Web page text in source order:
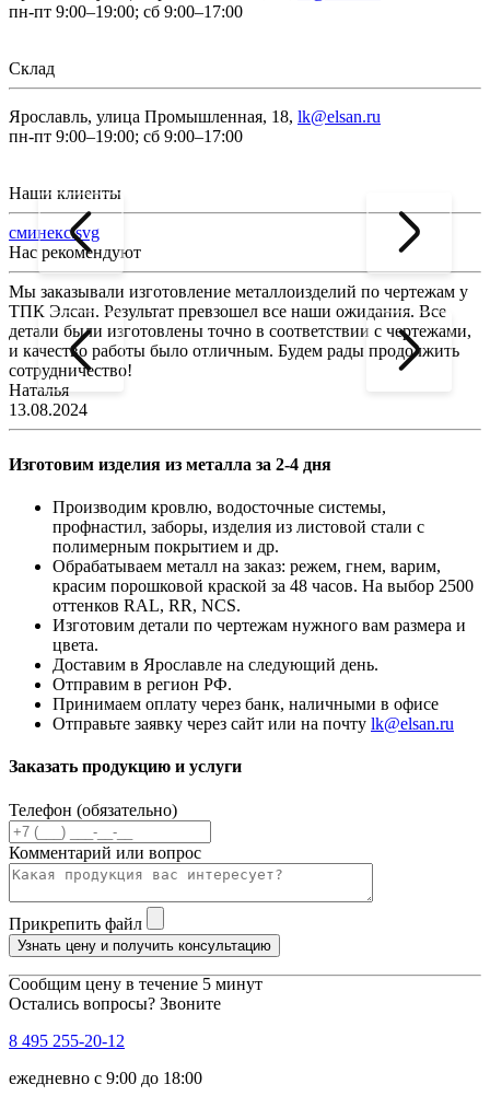
пн-пт 9:00–19:00; сб 9:00–17:00
Склад
Ярославль, улица Промышленная, 18, lk@elsan.ru
пн-пт 9:00–19:00; сб 9:00–17:00
Наши клиенты
сминекс.svg
Нас рекомендуют
Мы заказывали изготовление металлоизделий по чертежам у
ТПК Элсан. Результат превзошел все наши ожидания. Все
детали были изготовлены точно в соответствии с чертежами,
и качество работы было отличным. Будем рады продолжить
сотрудничество!
Наталья
13.08.2024
Изготовим изделия из металла за 2-4 дня
Производим кровлю, водосточные системы,
профнастил, заборы, изделия из листовой стали с
полимерным покрытием и др.
Обрабатываем металл на заказ: режем, гнем, варим,
красим порошковой краской за 48 часов. На выбор 2500
оттенков RAL, RR, NCS.
Изготовим детали по чертежам нужного вам размера и
цвета.
Доставим в Ярославле на следующий день.
Отправим в регион РФ.
Принимаем оплату через банк, наличными в офисе
Отправьте заявку через сайт или на почту lk@elsan.ru
Заказать продукцию и услуги
Телефон (обязательно)
Комментарий или вопрос
Прикрепить файл
Узнать цену и получить консультацию
Сообщим цену в течение 5 минут
Остались вопросы? Звоните
8 495 255-20-12
ежедневно с 9:00 до 18:00